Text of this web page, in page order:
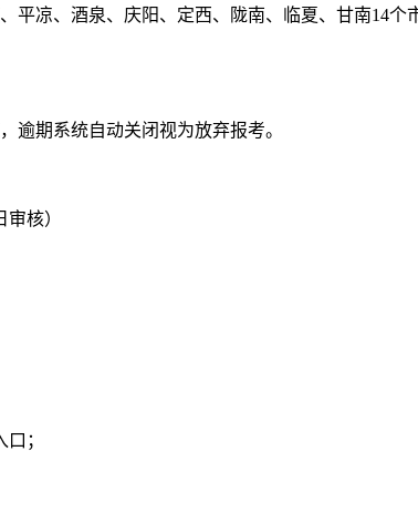
平凉、酒泉、庆阳、定西、陇南、临夏、甘南14
逾期系统自动关闭视为放弃报考。
核）
；